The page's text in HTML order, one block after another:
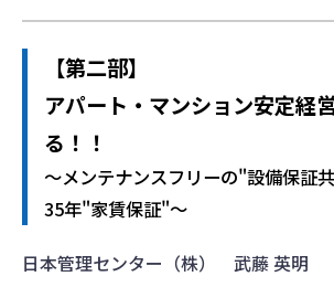
【第二部】
アパート・マンション安定経
る！！
～メンテナンスフリーの"設備保証
35年"家賃保証"～
日本管理センター（株） 武藤 英明